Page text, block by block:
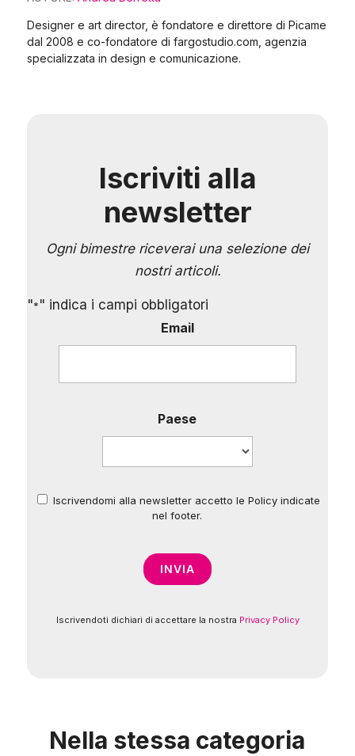
Designer e art director, è fondatore e direttore di Picame
dal 2008 e co-fondatore di fargostudio.com, agenzia
specializzata in design e comunicazione.
Iscriviti alla
newsletter
Ogni bimestre riceverai una selezione dei
nostri articoli.
"*" indica i campi obbligatori
Email
Paese
*
Iscrivendomi alla newsletter accetto le Policy indicate
nel footer.
Iscrivendoti dichiari di accettare la nostra Privacy Policy
Nella stessa categoria